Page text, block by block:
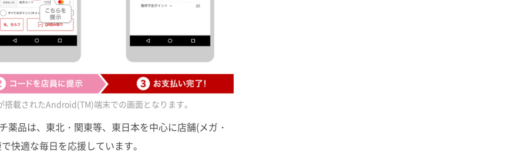
載されたAndroid(TM)端末での画面となります。
薬品は、東北・関東等、東日本を中心に店舗(メガ・
快適な毎日を応援しています。